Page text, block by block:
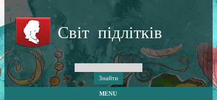
Світ підлітків
MENU